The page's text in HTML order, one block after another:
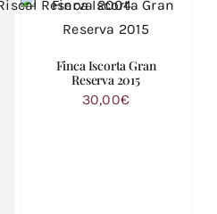
Finca Iscorta Gran
Reserva 2015
30,00€